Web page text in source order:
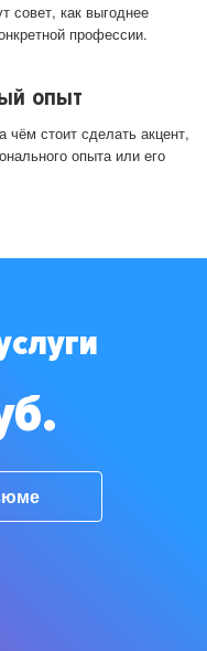
совет, как выгоднее
профессии.
опыт
стоит сделать акцент,
опыта или его